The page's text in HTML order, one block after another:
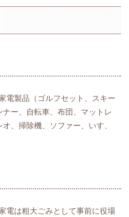
電製品（ゴルフセット、スキー
ー、自転車、布団、マットレ
、掃除機、ソファー、いす、
電は粗大ごみとして事前に役場